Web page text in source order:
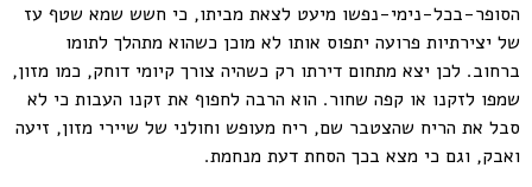
הסופר-בכל-נימי-נפשו מיעט לצאת מביתו, כי חשש שמא שטף עז
של יצירתיות פרועה יתפוס אותו לא מוכן כשהוא מתהלך לתומו
ברחוב. לכן יצא מתחום דירתו רק כשהיה צורך קיומי דוחק, כמו מזון,
שמפו לזקנו או קפה שחור. הוא הרבה לחפוף את זקנו העבות כי לא
סבל את הריח שהצטבר שם, ריח מעופש וחולני של שיירי מזון, זיעה
ואבק, וגם כי מצא בכך הסחת דעת מנחמת.